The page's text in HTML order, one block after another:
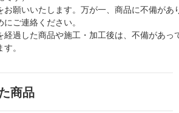
お願いいたします。万が一、商品に不備があ
ご連絡ください。
経過した商品や施工・加工後は、不備があっ
。
商品